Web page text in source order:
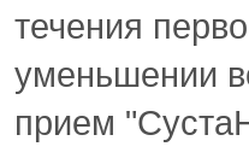
течения
уменьшении
прием